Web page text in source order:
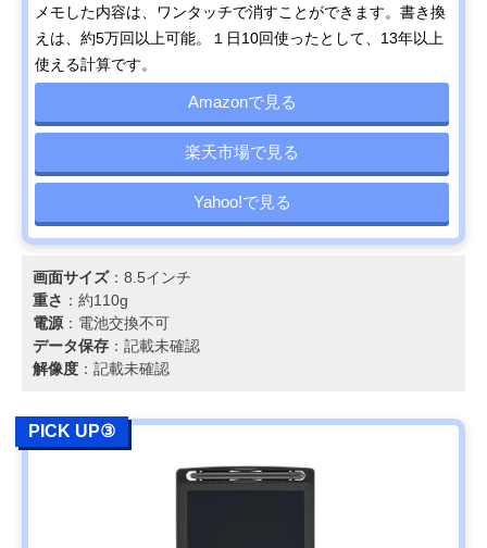
メモした内容は、ワンタッチで消すことができます。書き換
えは、約5万回以上可能。１日10回使ったとして、13年以上
使える計算です。
Amazonで見る
楽天市場で見る
Yahoo!で見る
画面サイズ：8.5インチ
重さ ：約110g
電源 ：電池交換不可
データ保存 ：記載未確認
解像度 ：記載未確認
PICK UP③